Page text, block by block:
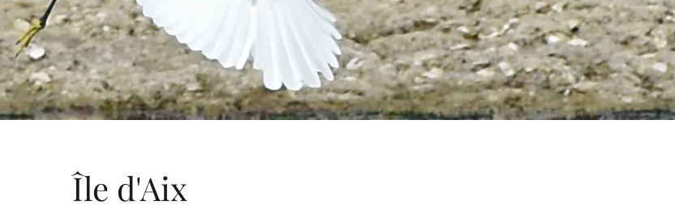
Île d'Aix